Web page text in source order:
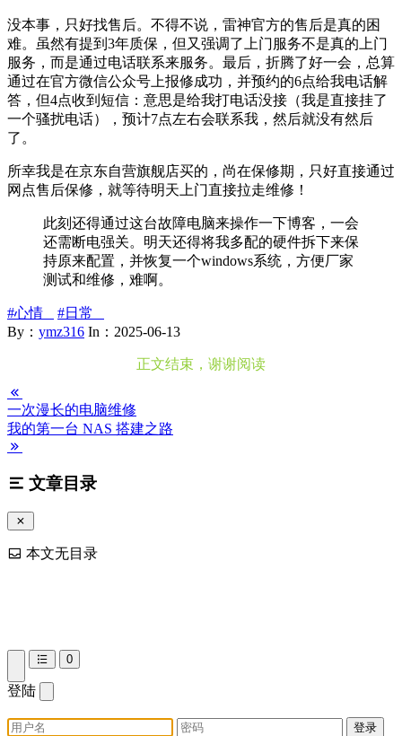
没本事，只好找售后。不得不说，雷神官方的售后是真的困
难。虽然有提到3年质保，但又强调了上门服务不是真的上门
服务，而是通过电话联系来服务。最后，折腾了好一会，总算
通过在官方微信公众号上报修成功，并预约的6点给我电话解
答，但4点收到短信：意思是给我打电话没接（我是直接挂了
一个骚扰电话），预计7点左右会联系我，然后就没有然后
了。
所幸我是在京东自营旗舰店买的，尚在保修期，只好直接通过
网点售后保修，就等待明天上门直接拉走维修！
此刻还得通过这台故障电脑来操作一下博客，一会
还需断电强关。明天还得将我多配的硬件拆下来保
持原来配置，并恢复一个windows系统，方便厂家
测试和维修，难啊。
#心情
#日常
By： ymz316 In： 2025-06-13
一次漫长的电脑维修
我的第一台 NAS 搭建之路
文章目录
本文无目录
0
登陆
登录